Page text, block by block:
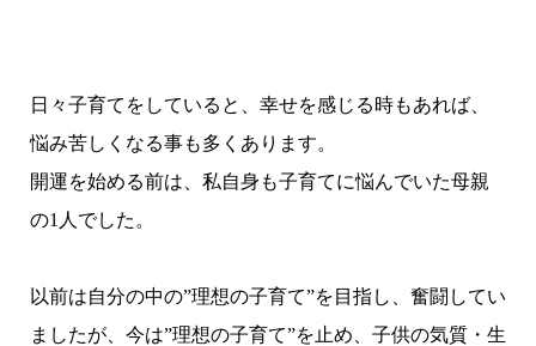
日々子育てをしていると、幸せを感じる時もあれば、
悩み苦しくなる事も多くあります。
開運を始める前は、私自身も子育てに悩んでいた母親
の1人でした。
以前は自分の中の”理想の子育て”を目指し、奮闘してい
ましたが、今は”理想の子育て”を止め、子供の気質・生